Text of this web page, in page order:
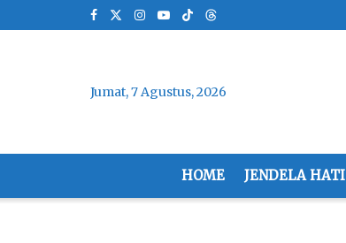
Jumat, 7 Agustus, 2026
HOME JENDELA HATI